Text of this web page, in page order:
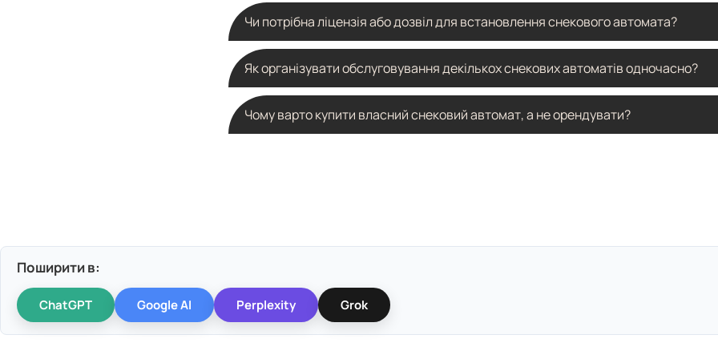
Найпопулярнішими є снеки з довгим терміном зберігання — батончики, горіхи, печиво,
вода, холодна кава, соки, енергетики. Для локацій з молодою аудиторією варто додавати
гранолу. Регулярний аналіз продажів допоможе оновлювати асортимент і збільшувати
Чи потрібна ліцензія або дозвіл для встановлення снекового автомата?
Для більшості локацій у межах приватної власності ліцензія не потрібна — достатньо
розміщується у публічному просторі (вокзали, торгові центри, державні будівлі),
органами. У будь-якому випадку важливо зареєструвати бізнес і вести облік виручки
Як організувати обслуговування декількох снекових автоматів одночасно?
Для ефективної роботи кількох автоматів варто використовувати системи
продажів і технічний стан у реальному часі. Це дозволяє планувати маршрути
Чому варто купити власний снековий автомат, а не орендувати?
Поширити в:
ChatGPT Google AI Perplexity Grok